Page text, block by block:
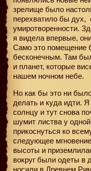
зрелище было
перехватило бы дух,
умиротворенности.
я видела впервые,
Само это помещение
бесконечным. Там
и планет, которые
нашем ночном небе.
Но как бы это ни
делать и куда идти.
солнцу и тут снова
шумит листва у
прикоснуться ко
следующее
высоты и
вокруг были одеты в
носили в Древнем